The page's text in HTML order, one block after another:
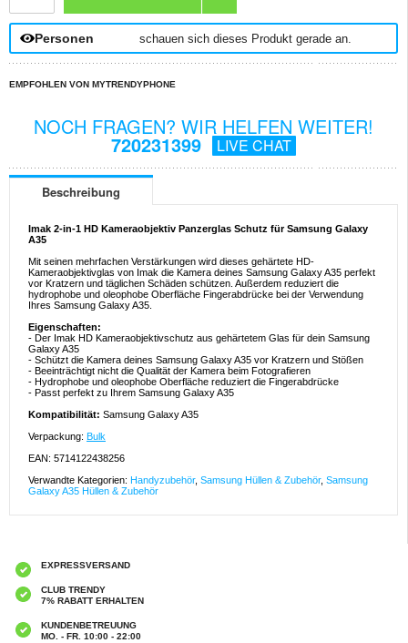
Personen schauen sich dieses Produkt gerade an.
EMPFOHLEN VON MYTRENDYPHONE
NOCH FRAGEN? WIR HELFEN WEITER!
720231399 LIVE CHAT
Beschreibung
Imak 2-in-1 HD Kameraobjektiv Panzerglas Schutz für Samsung Galaxy
A35
Mit seinen mehrfachen Verstärkungen wird dieses gehärtete HD-
Kameraobjektivglas von Imak die Kamera deines Samsung Galaxy A35 perfekt
vor Kratzern und täglichen Schäden schützen. Außerdem reduziert die
hydrophobe und oleophobe Oberfläche Fingerabdrücke bei der Verwendung
Ihres Samsung Galaxy A35.
Eigenschaften:
- Der Imak HD Kameraobjektivschutz aus gehärtetem Glas für dein Samsung
Galaxy A35
- Schützt die Kamera deines Samsung Galaxy A35 vor Kratzern und Stößen
- Beeinträchtigt nicht die Qualität der Kamera beim Fotografieren
- Hydrophobe und oleophobe Oberfläche reduziert die Fingerabdrücke
- Passt perfekt zu Ihrem Samsung Galaxy A35
Kompatibilität: Samsung Galaxy A35
Verpackung: Bulk
EAN: 5714122438256
Verwandte Kategorien: Handyzubehör, Samsung Hüllen & Zubehör, Samsung
Galaxy A35 Hüllen & Zubehör
EXPRESSVERSAND
CLUB TRENDY
7% RABATT ERHALTEN
KUNDENBETREUUNG
MO. - FR. 10:00 - 22:00